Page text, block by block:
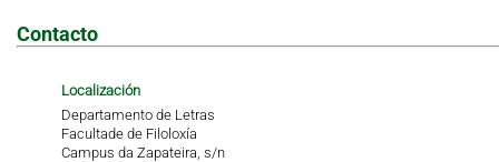
Contacto
Localización
Departamento de Letras
Facultade de Filoloxía
Campus da Zapateira, s/n